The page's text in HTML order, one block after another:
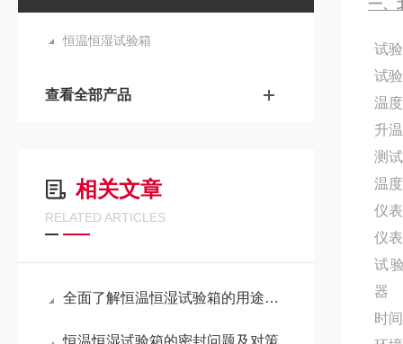
恒温恒湿试验箱
查看全部产品
相关文章
RELATED ARTICLES
全面了解恒温恒湿试验箱的用途和注意事项
恒温恒湿试验箱的密封问题及对策
一、
试
试
温
升
测
温
仪
仪
试
器
时